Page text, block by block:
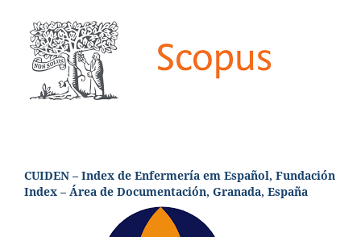
CUIDEN – Index de Enfermería em Español, Fundación
Index – Área de Documentación, Granada, España